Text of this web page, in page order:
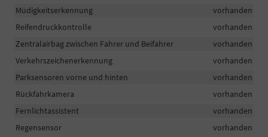
Müdigkeitserkennung
vorhanden
Reifendruckkontrolle
vorhanden
Zentralairbag zwischen Fahrer und Beifahrer
vorhanden
Verkehrszeichenerkennung
vorhanden
Parksensoren vorne und hinten
vorhanden
Rückfahrkamera
vorhanden
Fernlichtassistent
vorhanden
Regensensor
vorhanden